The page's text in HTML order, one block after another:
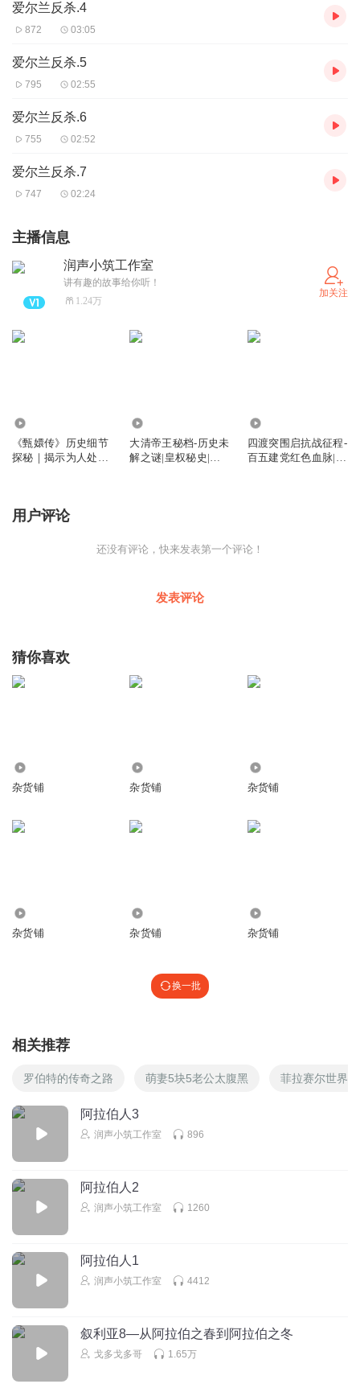
爱尔兰反杀.4
872 03:05
爱尔兰反杀.5
795 02:55
爱尔兰反杀.6
755 02:52
爱尔兰反杀.7
747 02:24
主播信息
润声小筑工作室
讲有趣的故事给你听！
1.24万
加关注
《甄嬛传》历史细节
探秘｜揭示为人处世
大清帝王秘档-历史未
解之谜|皇权秘史|康
四渡突围启抗战征程-
百五建党红色血脉|红
用户评论
还没有评论，快来发表第一个评论！
发表评论
猜你喜欢
杂货铺 杂货铺 杂货铺
杂货铺 杂货铺 杂货铺
换一批
相关推荐
罗伯特的传奇之路 萌妻5块5老公太腹黑 菲拉赛尔世界
阿拉伯人3
润声小筑工作室 896
阿拉伯人2
润声小筑工作室 1260
阿拉伯人1
润声小筑工作室 4412
叙利亚8—从阿拉伯之春到阿拉伯之冬
戈多戈多哥 1.65万